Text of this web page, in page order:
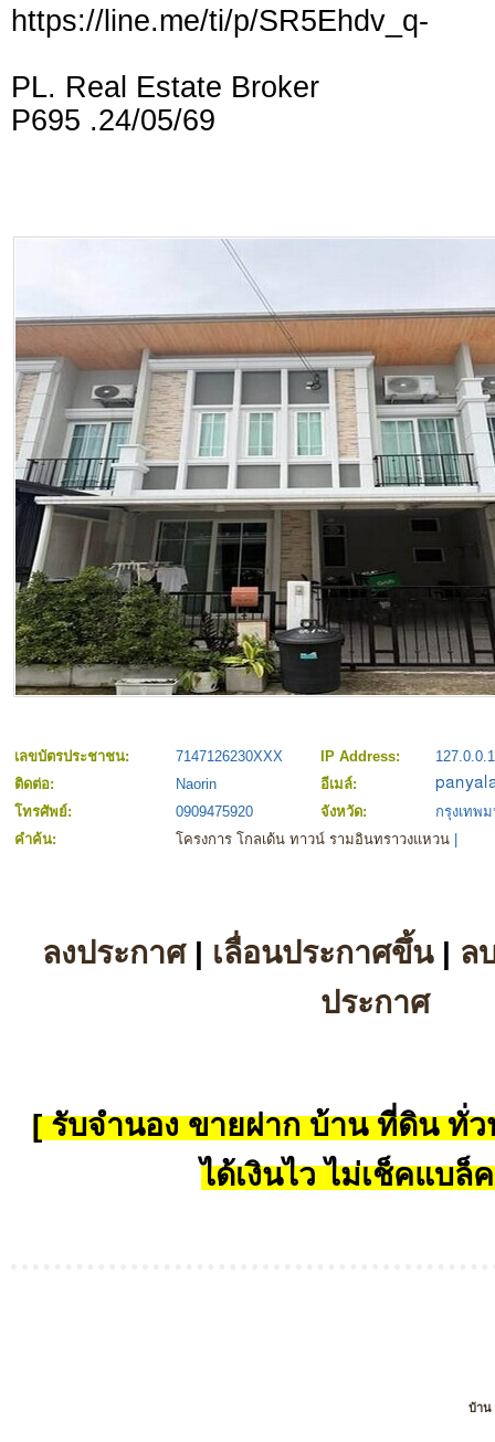
https://line.me/ti/p/SR5Ehdv_q-
PL. Real Estate Broker
P695 .24/05/69
เลขบัตรประชาชน: 7147126230XXX IP Address:
127.0.0.1
ติดต่อ:
Naorin
อีเมล์:
โทรศัพย์:
0909475920 จังหวัด:
กรุงเทพ
คำค้น:
โครงการ โกลเด้น ทาวน์ รามอินทราวงแหวน
ลงประกาศ| เลื่อนประกาศขึ้น| ล
ประกาศ
[ รับจำนอง ขายฝาก บ้าน ที่ดิน ทั่ว
ได้เงินไว ไม่เช็คแบล็
บ้าน